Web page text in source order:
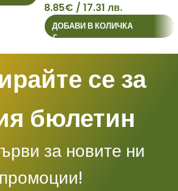
8
8.85€ / 17.31 лв.
ДОБАВИ В КОЛИЧКА
се за
бюлетин
за новите ни
промоции!